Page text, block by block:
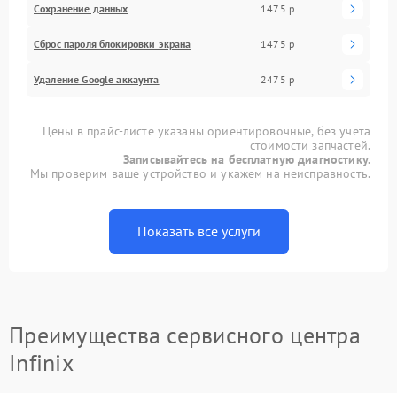
Сохранение данных 1475 р
Сброс пароля блокировки экрана 1475 р
Удаление Google аккаунта 2475 р
Цены в прайс-листе указаны ориентировочные, без учета
стоимости запчастей.
Записывайтесь на бесплатную диагностику.
Мы проверим ваше устройство и укажем на неисправность.
Показать все услуги
Преимущества сервисного центра
Infinix